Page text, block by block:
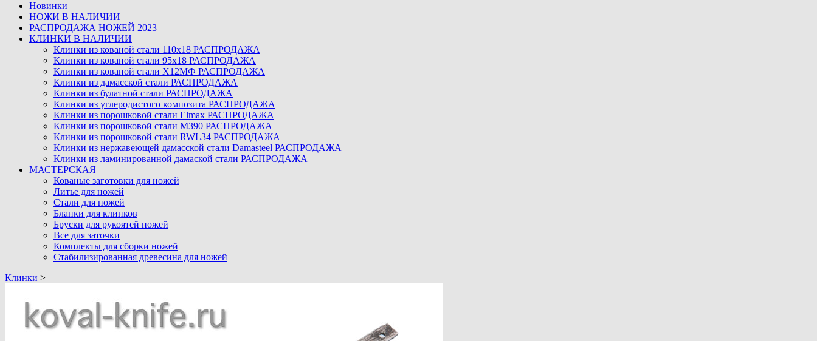
Новинки
НОЖИ В НАЛИЧИИ
РАСПРОДАЖА НОЖЕЙ 2023
КЛИНКИ В НАЛИЧИИ
Клинки из кованой стали 110х18 РАСПРОДАЖА
Клинки из кованой стали 95х18 РАСПРОДАЖА
Клинки из кованой стали Х12МФ РАСПРОДАЖА
Клинки из дамасской стали РАСПРОДАЖА
Клинки из булатной стали РАСПРОДАЖА
Клинки из углеродистого композита РАСПРОДАЖА
Клинки из порошковой стали Elmax РАСПРОДАЖА
Клинки из порошковой стали M390 РАСПРОДАЖА
Клинки из порошковой стали RWL34 РАСПРОДАЖА
Клинки из нержавеющей дамасской стали Damasteel РАСПРОДАЖА
Клинки из ламинированной дамаской стали РАСПРОДАЖА
МАСТЕРСКАЯ
Кованые заготовки для ножей
Литье для ножей
Стали для ножей
Бланки для клинков
Бруски для рукоятей ножей
Все для заточки
Комплекты для сборки ножей
Стабилизированная древесина для ножей
Клинки >